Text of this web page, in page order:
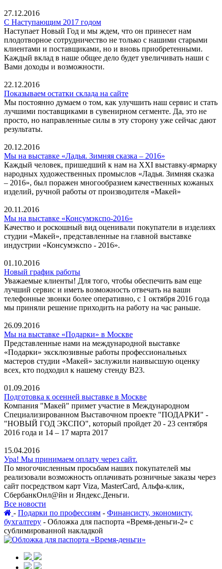
27.12.2016
С Наступающим 2017 годом
Наступает Новый Год и мы ждем, что он принесет нам
плодотворное сотрудничество не только с нашими старыми
клиентами и поставщиками, но и вновь приобретенными.
Каждый вклад в наше общее дело будет увеличивать наши с
Вами доходы и возможности.
22.12.2016
Показываем остатки склада на сайте
Мы постоянно думаем о том, как улучшить наш сервис и стать
лучшими поставщиками в сувенирном сегменте. Да, это не
просто, но направленные силы в эту сторону уже сейчас дают
результаты.
20.12.2016
Мы на выставке «Ладья. Зимняя сказка – 2016»
Каждый человек, пришедший к нам на XXI выставку-ярмарку
народных художественных промыслов «Ладья. Зимняя сказка
– 2016», был поражен многообразием качественных кожаных
изделий, ручной работы от производителя «Макей»
20.11.2016
Мы на выставке «Консумэкспо-2016»
Качество и роскошный вид оценивали покупатели в изделиях
студии «Макей», представленные на главной выставке
индустрии «Консумэкспо - 2016».
01.10.2016
Новый график работы
Уважаемые клиенты! Для того, чтобы обеспечить вам еще
лучший сервис и иметь возможность отвечать на ваши
телефонные звонки более оперативно, с 1 октября 2016 года
мы приняли решение приходить на работу на час раньше.
26.09.2016
Мы на выставке «Подарки» в Москве
Представленные нами на международной выставке
«Подарки» эксклюзивные работы профессиональных
мастеров студии «Макей» заслужили наивысшую оценку
всех, кто подходил к нашему стенду В23.
01.09.2016
Подготовка к осенней выставке в Москве
Компания "Макей" примет участие в Международном
Специализированном Выставочном проекте "ПОДАРКИ" -
"НОВЫЙ ГОД ЭКСПО", который пройдет 20 - 23 сентября
2016 года и 14 – 17 марта 2017
15.04.2016
Ура! Мы принимаем оплату через сайт.
По многочисленным просьбам наших покупателей мы
реализовали возможность оплачивать розничные заказы через
сайт посредством карт Viza, MasterCard, Альфа-клик,
СбербанкОнл@йн и Яндекс.Деньги.
Все новости
- Подарки по профессиям - Финансисту, экономисту,
бухгалтеру - Обложка для паспорта «Время-деньги-2» с
сублимированной накладкой